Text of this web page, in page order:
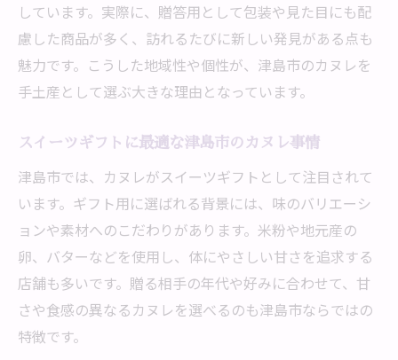
しています。実際に、贈答用として包装や見た目にも配
慮した商品が多く、訪れるたびに新しい発見がある点も
魅力です。こうした地域性や個性が、津島市のカヌレを
手土産として選ぶ大きな理由となっています。
スイーツギフトに最適な津島市のカヌレ事情
津島市では、カヌレがスイーツギフトとして注目されて
います。ギフト用に選ばれる背景には、味のバリエーシ
ョンや素材へのこだわりがあります。米粉や地元産の
卵、バターなどを使用し、体にやさしい甘さを追求する
店舗も多いです。贈る相手の年代や好みに合わせて、甘
さや食感の異なるカヌレを選べるのも津島市ならではの
特徴です。